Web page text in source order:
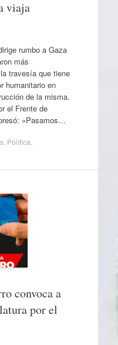
viaja
rumbo a Gaza
más
travesía que tiene
humanitario en
de la misma.
el Frente de
«Pasamos…
, Política
convoca a
por el